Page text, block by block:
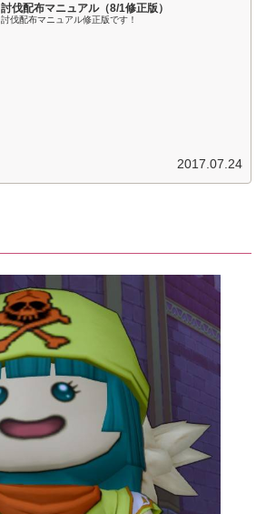
討伐配布マニュアル（8/1修正版）
討伐配布マニュアル修正版です！
2017.07.24